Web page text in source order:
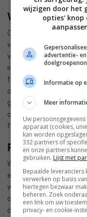
WebOS 3.5
Op het gebied van
versie van het smart
vernieuwingen,
mogelijk om snel
film of de serie die je
druk op de knop zorgt
gerelateerde
de nieuwe Magic
functie geplaatst.
Prijs en
Wanneer de nieuwe
ervoor betaald moet
we dat er in de
de SJ9500-serie
dun is. Zodra de
wijzigen door het
opties' knop
advertentie-
Informatie op
Meer
Uw
apparaat (cookies,
kan worden
332 partners of
en onze partners
gebruiken. Lijst met
Bepaalde leveranciers
verwerken op basis
hiertegen bezwaar
beheren. Zoek
een link om uw
privacy- en cookie-